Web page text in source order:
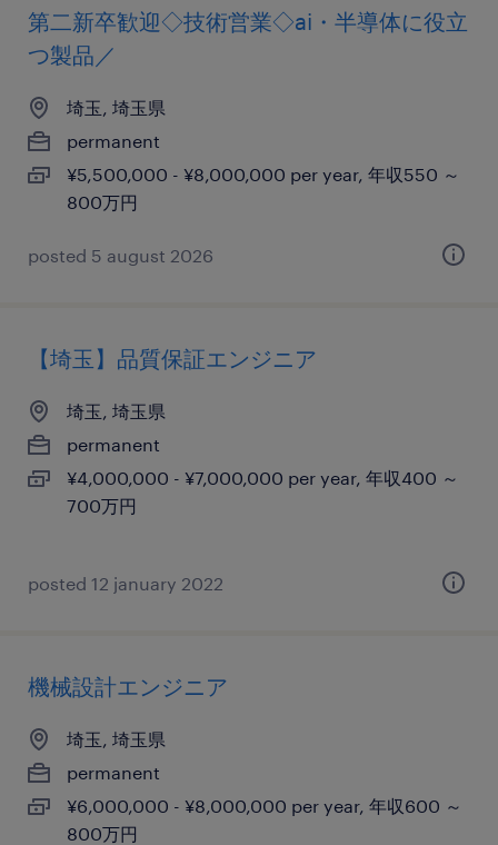
第二新卒歓迎◇技術営業◇ai・半導体に役立
つ製品／
埼玉, 埼玉県
permanent
¥5,500,000 - ¥8,000,000 per year, 年収550 ～
800万円
posted 5 august 2026
【埼玉】品質保証エンジニア
埼玉, 埼玉県
permanent
¥4,000,000 - ¥7,000,000 per year, 年収400 ～
700万円
posted 12 january 2022
機械設計エンジニア
埼玉, 埼玉県
permanent
¥6,000,000 - ¥8,000,000 per year, 年収600 ～
800万円